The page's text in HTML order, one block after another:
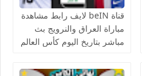
قناة beIN لايف رابط مشاهدة
مباراة العراق والنرويج بث
مباشر بتاريخ اليوم كأس العالم